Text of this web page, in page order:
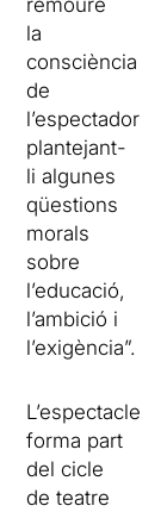
remoure
la
consciència
de
l’espectador
plantejant-
li algunes
qüestions
morals
sobre
l’educació,
l’ambició i
l’exigència”.
L’espectacle
forma part
del cicle
de teatre